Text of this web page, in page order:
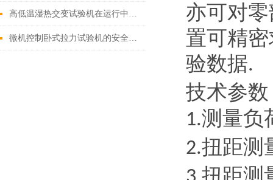
高低温湿热交变试验机在运行中出现的一些小故障
微机控制卧式拉力试验机的安全操作规程
亦可对
置可精
验数据.
技术参数
1.测量负
2.扭距测
扭距测